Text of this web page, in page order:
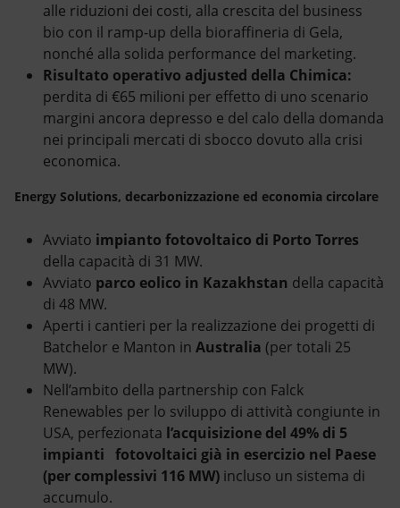
alle riduzioni dei costi, alla crescita del business
bio con il ramp-up della bioraffineria di Gela,
nonché alla solida performance del marketing.
Risultato operativo adjusted della Chimica:
perdita di €65 milioni per effetto di uno scenario
margini ancora depresso e del calo della domanda
nei principali mercati di sbocco dovuto alla crisi
economica.
Energy Solutions, decarbonizzazione ed economia circolare
Avviato impianto fotovoltaico di Porto Torres
della capacità di 31 MW.
Avviato parco eolico in Kazakhstan della capacità
di 48 MW.
Aperti i cantieri per la realizzazione dei progetti di
Batchelor e Manton in Australia (per totali 25
MW).
Nell’ambito della partnership con Falck
Renewables per lo sviluppo di attività congiunte in
USA, perfezionata l’acquisizione del 49% di 5
impianti fotovoltaici già in esercizio nel Paese
(per complessivi 116 MW) incluso un sistema di
accumulo.